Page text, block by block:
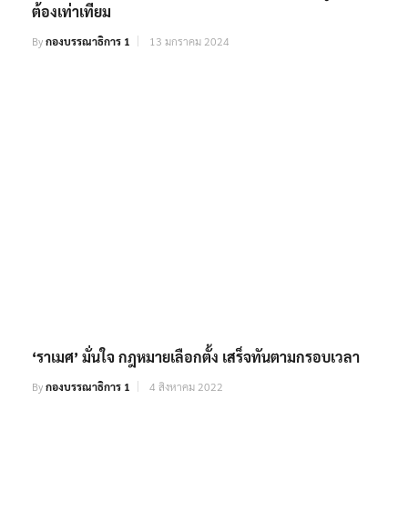
ต้องเท่าเทียม
Byกองบรรณาธิการ 1 13 มกราคม 2024
‘ราเมศ’ มั่นใจ กฎหมายเลือกตั้ง เสร็จทันตามกรอบเวลา
Byกองบรรณาธิการ 1 4 สิงหาคม 2022